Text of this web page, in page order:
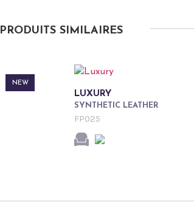
PRODUITS SIMILAIRES
NEW
LUXURY
SYNTHETIC LEATHER
FP025